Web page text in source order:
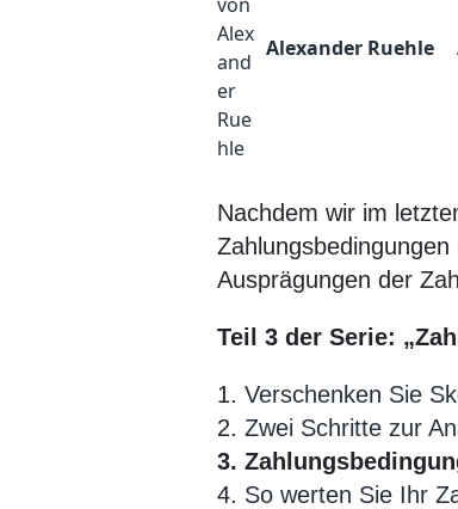
Alexander Ruehle
Nachdem wir im
Ausprägungen der
Teil 3 der Serie:
1. Verschenken Sie
2. Zwei Schritte zur
3.
4. So werten Sie Ihr